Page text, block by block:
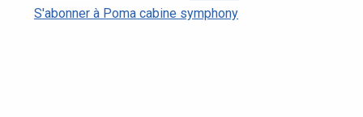
S'abonner à Poma cabine symphony